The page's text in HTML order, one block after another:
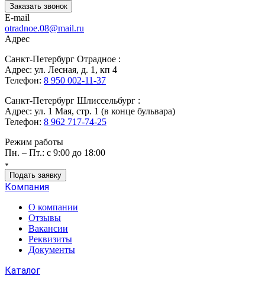
Заказать звонок
E-mail
otradnoe.08@mail.ru
Адрес
Санкт-Петербург Отрадное :
Адрес: ул. Лесная, д. 1, кп 4
Телефон: 8 950 002-11-37
Санкт-Петербург Шлиссельбург :
Адрес: ул. 1 Мая, стр. 1 (в конце бульвара)
Телефон: 8 962 717-74-25
Режим работы
Пн. – Пт.: с 9:00 до 18:00
Подать заявку
Компания
О компании
Отзывы
Вакансии
Реквизиты
Документы
Каталог